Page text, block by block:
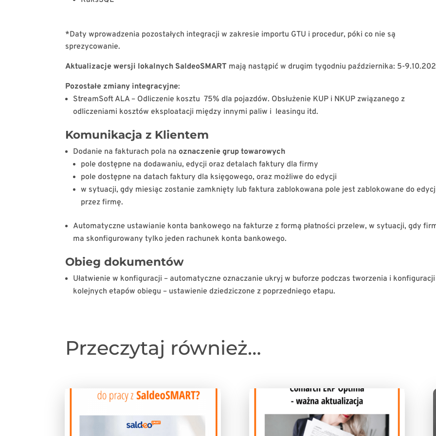
*Daty wprowadzenia pozostałych integracji w zakresie importu GTU i procedur, póki co nie są
sprezycowanie.
Aktualizacje wersji lokalnych SaldeoSMART mają nastąpić w drugim tygodniu października: 5-
Pozostałe zmiany integracyjne:
StreamSoft ALA – Odliczenie kosztu 75% dla pojazdów. Obsłużenie KUP i NKUP związanego z
odliczeniami kosztów eksploatacji między innymi paliw i leasingu itd.
Komunikacja z Klientem
Dodanie na fakturach pola naoznaczenie grup towarowych
pole dostępne na dodawaniu, edycji oraz detalach faktury dla firmy
pole dostępne na datach faktury dla księgowego, oraz możliwe do edycji
w sytuacji, gdy miesiąc zostanie zamknięty lub faktura zablokowana pole jest zablokowane do
przez firmę.
Automatyczne ustawianie konta bankowego na fakturze z formą płatności przelew, w sytuacji, gdy
ma skonfigurowany tylko jeden rachunek konta bankowego.
Obieg dokumentów
Ułatwienie w konfiguracji – automatyczne oznaczanie ukryj w buforze podczas tworzenia i konfiguracji
kolejnych etapów obiegu – ustawienie dziedziczone z poprzedniego etapu.
Przeczytaj również…